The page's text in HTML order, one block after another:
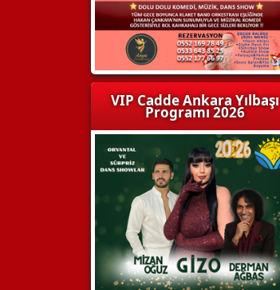
VIP Cadde Ankara Yılbaşı
Programı 2026